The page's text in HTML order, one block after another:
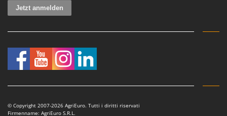
Wasserpumpen für Traktoren
Weitere Produkte
Wiesenwalzen für Traktor
Wippsägen
L
Laica
Lampacrescia - MGM
Landxcape
LAR Casalinghi
Lisam
© Copyright 2007-2026 AgriEuro. Tutti i diritti riservati
Firmenname: AgriEuro S.R.L.